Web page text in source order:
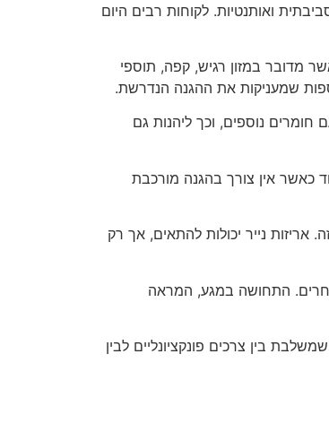
ואותנטיות. לקוחות רבים היום
מדובר במזון רגיש, קפה, תוספי
שמעניקות את ההגנה הנדרשת.
חומרים נוספים, וכך ליהנות גם
כאשר אין צורך בהגנה מורכבת
נייר יכולות להתאים, אך רק
אחרים. התחושה במגע, המראה
בין צרכים פונקציונליים לבין